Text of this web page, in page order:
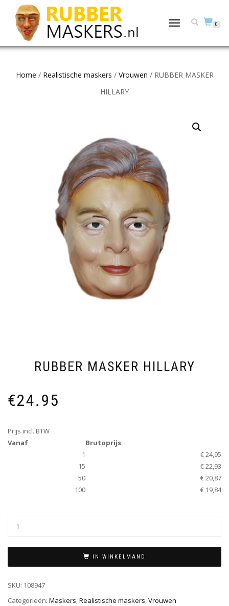
TOGGLE
0
Home / Realistische maskers / Vrouwen / RUBBER MASKER
HILLARY
RUBBER MASKER HILLARY
€24.95
Prijs incl. BTW
Vanaf
Brutoprijs
1
€ 24,95
15
€ 22,93
50
€ 20,87
100
€ 19,84
IN WINKELMAND
SKU: 108947
Categorieën: Maskers,Realistische maskers,Vrouwen